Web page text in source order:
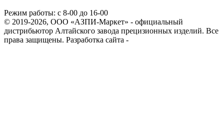
Режим работы: с 8-00 до 16-00
© 2019-2026, ООО «АЗПИ-Маркет» - официальный
дистрибьютор Алтайского завода прецизионных изделий. Все
права защищены. Разработка сайта -